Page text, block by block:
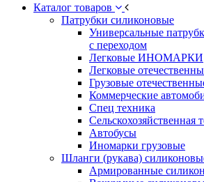
Каталог товаров
Патрубки силиконовые
Универсальные
с переходом
Легковые ИНОМАРКИ
Легковые
Грузовые
Коммерческие
Спец техника
Сельскохозяйственная
Автобусы
Иномарки грузовые
Шланги (рукава)
Армированные